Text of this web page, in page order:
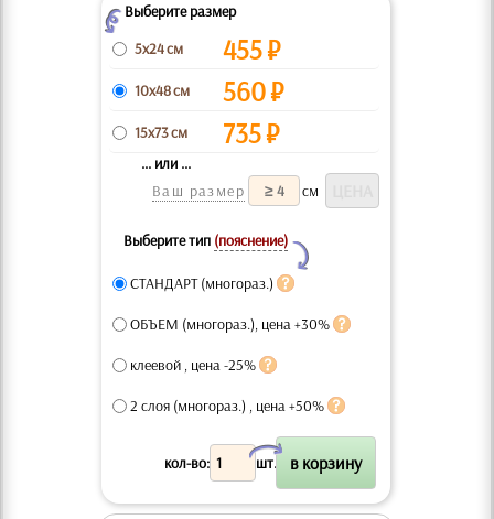
ZВыберите размер
5x24 см
455₽
10x48 см 560₽
15x73 см 735₽
... или ...
Ваш размер
см
Выберите тип (пояснение)
Y
СТАНДАРТ (многораз.)
ОБЪЕМ (многораз.), цена +30%
клеевой , цена -25%
2 слоя (многораз.) , цена +50%
кол-во: шт.
X